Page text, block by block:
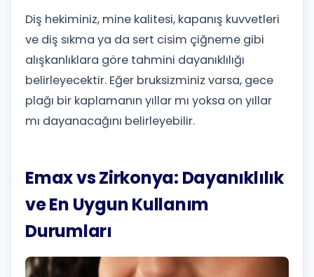
Diş hekiminiz, mine kalitesi, kapanış kuvvetleri
ve diş sıkma ya da sert cisim çiğneme gibi
alışkanlıklara göre tahmini dayanıklılığı
belirleyecektir. Eğer bruksizminiz varsa, gece
plağı bir kaplamanın yıllar mı yoksa on yıllar
mı dayanacağını belirleyebilir.
Emax vs Zirkonya: Dayanıklılık
ve En Uygun Kullanım
Durumları